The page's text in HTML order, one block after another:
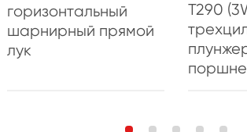
горизонтальный
шарнирный прямой
лук
T290